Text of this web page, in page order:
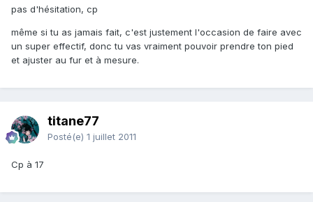
pas d'hésitation, cp
même si tu as jamais fait, c'est justement l'occasion de faire avec
un super effectif, donc tu vas vraiment pouvoir prendre ton pied
et ajuster au fur et à mesure.
titane77
Posté(e) 1 juillet 2011
Cp à 17